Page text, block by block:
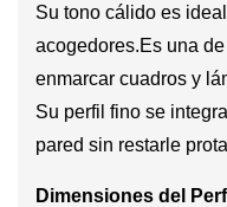
Su tono cálido es
acogedores.Es una
enmarcar cuadros y
Su perfil fino se
pared sin restarle
Dimensiones del